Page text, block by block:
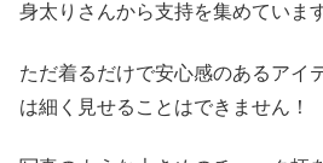
身太りさんから支持を集めています
ただ着るだけで安心感のあるアイ
は細く見せることはできません！